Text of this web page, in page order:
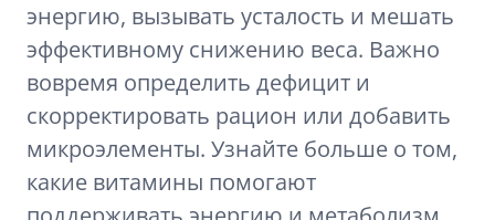
энергию, вызывать усталость и мешать
эффективному снижению веса. Важно
вовремя определить дефицит и
скорректировать рацион или добавить
микроэлементы. Узнайте больше о том,
какие витамины помогают